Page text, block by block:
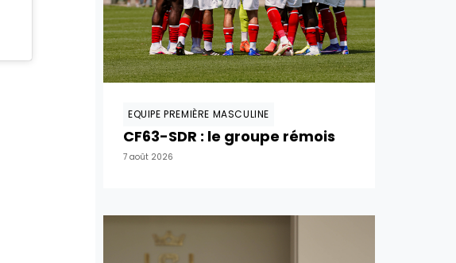
EQUIPE PREMIÈRE MASCULINE
CF63-SDR : le groupe rémois
7 août 2026